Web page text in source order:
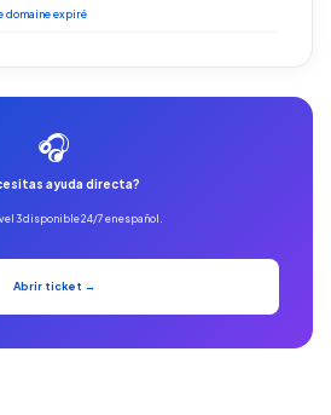
domaine expiré
🎧
ayuda directa?
3 disponible 24/7 en español.
Abrir ticket →